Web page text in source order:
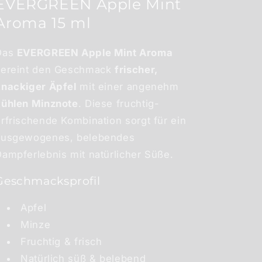
Apple Mint
15 ml
EVERGREEN Apple Mint Aroma
den Geschmack frischer,
Äpfel
mit einer angenehm
Minznote . Diese fruchtig-
Kombination sorgt für ein
belebendes
mit natürlicher Süße.
Apfel
Minze
Fruchtig & frisch
Natürlich süß & belebend